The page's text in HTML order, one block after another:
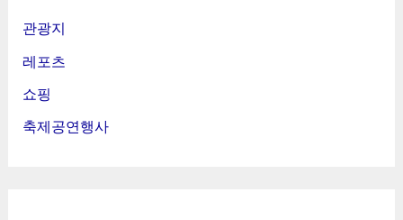
관광지
레포츠
쇼핑
축제공연행사